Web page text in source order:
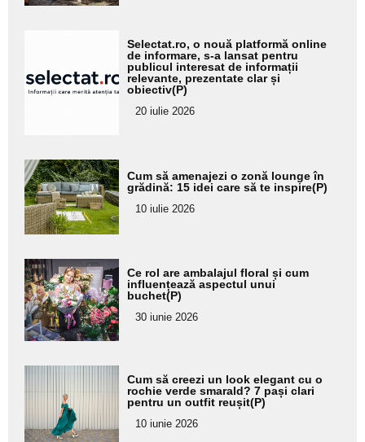
pentru
subtitlu
Selectat.ro, o nouă platformă online
de informare, s-a lansat pentru
publicul interesat de informații
relevante, prezentate clar și
obiectiv(P)
20 iulie 2026
Adaugă
aici textul
pentru
subtitlu
Cum să amenajezi o zonă lounge în
grădină: 15 idei care să te inspire(P)
10 iulie 2026
Adaugă
aici textul
pentru
subtitlu
Ce rol are ambalajul floral și cum
influențează aspectul unui
buchet(P)
30 iunie 2026
Adaugă
aici textul
pentru
subtitlu
Cum să creezi un look elegant cu o
rochie verde smarald? 7 pași clari
pentru un outfit reușit(P)
10 iunie 2026